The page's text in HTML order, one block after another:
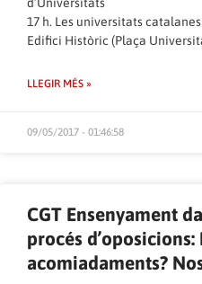
17 h. Les universitats
Edifici Històric (Plaça
LLEGIR MÉS »
09/05/2017 - 01:46:58
CGT Ensenyament
procés
acomiadaments?